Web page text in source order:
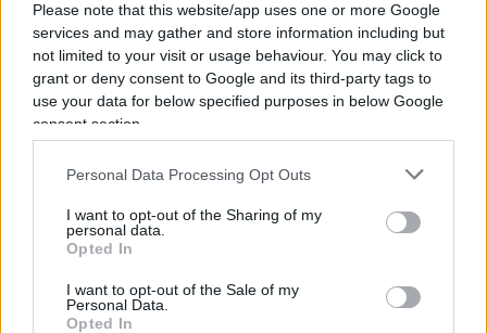
Please note that this website/app uses one or more Google
services and may gather and store information including but
not limited to your visit or usage behaviour. You may click to
grant or deny consent to Google and its third-party tags to
use your data for below specified purposes in below Google
consent section.
Personal Data Processing Opt Outs
I want to opt-out of the Sharing of my
personal data.
Opted In
I want to opt-out of the Sale of my
Personal Data.
Opted In
origine romene, già con precedenti e ora
accusato di resistenza e violenza a pubblico
ufficiale. Immaginiamo che il caso non solleverà
le stesse polemiche scaturite in occasione del
“pestaggio” del transessuale, sempre a Milano,
fermato “con le cattive” dai vigili poi finiti sotto
hanno usato alcun manganello e il risultato s’è
visto: uno di loro si è preso un cazzotto in pieno
volto, rischiando di rimetterci le penne.